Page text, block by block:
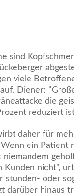
sind
viele
Diener:
die
reduziert
daher für
ein Patient
niemandem
Kunden nicht",
stunden- oder
darüber hinaus